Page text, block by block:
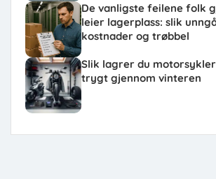
De vanligste feilene folk
leier lagerplass: slik
kostnader og trøbbel
Slik lagrer du
trygt gjennom vinteren